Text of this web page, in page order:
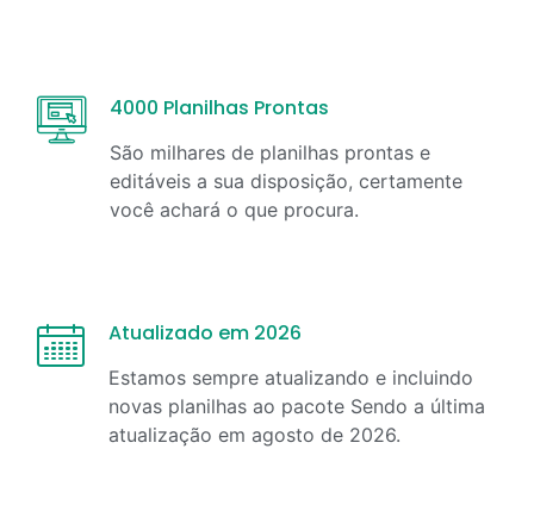
4000 Planilhas Prontas
São milhares de planilhas prontas e
editáveis a sua disposição, certamente
você achará o que procura.
Atualizado em 2026
Estamos sempre atualizando e incluindo
novas planilhas ao pacote Sendo a última
atualização em agosto de 2026.